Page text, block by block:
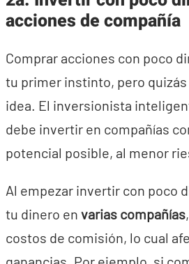
acciones de compañía
Comprar acciones con poco
tu primer instinto, pero
idea. El inversionista
debe invertir en compañías
potencial posible, al menor
Al empezar invertir con poco
tu dinero en varias compañías
costos de comisión, lo cual